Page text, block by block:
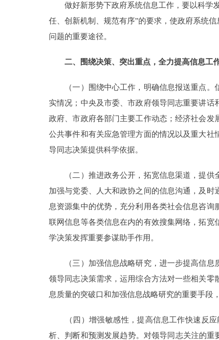
走进北京
多语种
ENGLISH
DEUTSCH
ITALIANO
做好新形势下政府系统信息工作，要以科学发
任、创新机制、规范有序”的要求，使政府系统
问题的重要途径。
二、围绕决策、突出重点，全力提高信息工
（一）围绕中心工作，明确信息报送重点。
实情况；中央及市委、市政府领导同志重要讲
政府、市政府各部门主要工作动态；经济社会
公共事件和有关应急管理方面的情况以及重大
导同志决策提供科学依据。
（二）推进政务公开，拓宽信息渠道，提供
加强与党委、人大和政协之间的信息沟通，及
息资源集中的优势，充分利用各类社会信息咨
联网信息等各类信息在内的有效搜集网络，拓
学决策发挥重要参谋助手作用。
（三）加强信息战略研究，进一步提高信息
领导同志决策需求，运用综合方法对一些相关
息质量的突破口和加强信息战略研究的重要手段
（四）增强敏感性，提高信息工作快速反应
析、判断和预测发展趋势。对领导同志关注的